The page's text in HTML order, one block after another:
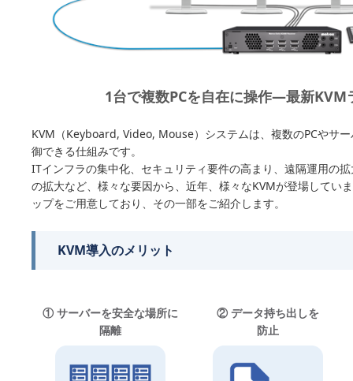
1台で複数PCを自在に操作—最新KVM
KVM（Keyboard, Video, Mouse）システムは、複数のPCやサ
御できる仕組みです。
ITインフラの集中化、セキュリティ要件の高まり、遠隔運用の
の拡大など、様々な要因から、近年、様々なKVMが登場してい
ップをご用意しており、その一部をご紹介します。
KVM導入のメリット
① サーバーを安全な場所に
隔離
② データ持ち出しを
防止